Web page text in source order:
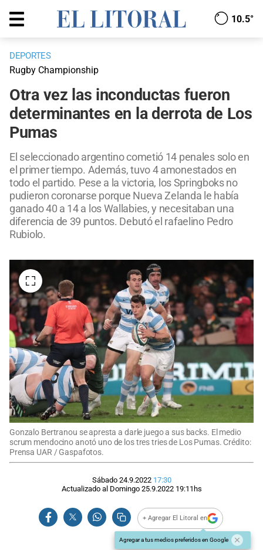
10.5°
DEPORTES
Rugby Championship
Otra vez las inconductas fueron
determinantes en la derrota de Los
Pumas
El seleccionado argentino cometió 14 penales solo en
el primer tiempo. Además, tuvo 4 amonestados en
todo el partido. Pese a la victoria, los Springboks no
pudieron coronarse porque Nueva Zelanda le había
ganado 40 a 14 a los Wallabies, y necesitaban una
diferencia de 39 puntos. Debutó el rafaelino Pedro
Rubiolo.
Gonzalo Bertranou se apresta a darle juego a sus backs. El medio
scrum mendocino anotó uno de los tres tries de Los Pumas. Crédito:
Prensa UAR / Gaspafotos.
Sábado 24.9.2022 17:30
Actualizado al Domingo 25.9.2022 19:11hs
+ Agregar El Litoral en
Agregar a tus medios preferidos en Google